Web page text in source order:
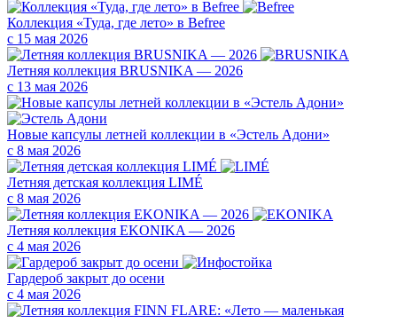
Коллекция «Туда, где лето» в Befree
с 15 мая 2026
Летняя коллекция BRUSNIKA — 2026
с 13 мая 2026
Новые капсулы летней коллекции в «Эстель Адони»
с 8 мая 2026
Летняя детская коллекция LIMÉ
с 8 мая 2026
Летняя коллекция EKONIKA — 2026
с 4 мая 2026
Гардероб закрыт до осени
с 4 мая 2026